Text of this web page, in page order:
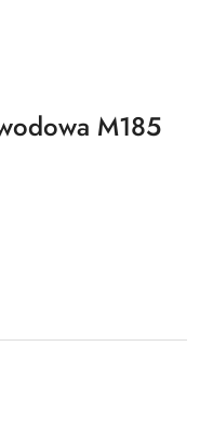
M185